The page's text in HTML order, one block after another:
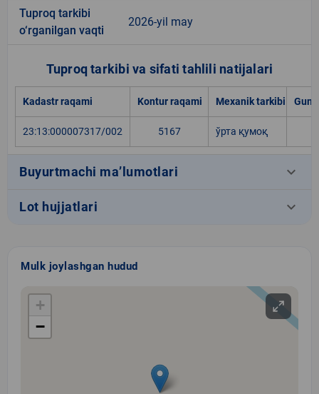
Tuproq tarkibi
o‘rganilgan vaqti
2026-yil may
Tuproq tarkibi va sifati tahlili natijalari
Kadastr raqami Kontur raqami Mexanik tarkibi
23:13:000007317/002 5167 ўрта қумоқ
Buyurtmachi ma’lumotlari keyboard_arrow_down
Lot hujjatlari keyboard_arrow_down
Mulk joylashgan hudud
+
−